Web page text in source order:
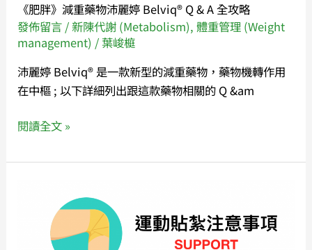
《肥胖》減重藥物沛麗婷 Belviq® Q & A 全攻略
發佈留言 /新陳代謝 (Metabolism),體重管理 (Weight
management) / 葉峻榳
沛麗婷 Belviq® 是一款新型的減重藥物，藥物機轉作用
在中樞 ; 以下詳細列出跟這款藥物相關的 Q &am
Belviq®
Q
A
全
略
閱讀全文 »